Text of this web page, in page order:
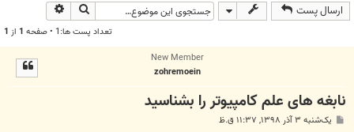
ارسال پست جستجو
تعداد پست ها:1 • صفحه 1 از 1
New Member
zohremoein
نابغه های علم کامپیوتر را بشناسید
یک‌شنبه ۳ آذر ۱۳۹۸, ۱۱:۳۷ ق.ظ